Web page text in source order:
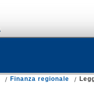
Finanza regionale